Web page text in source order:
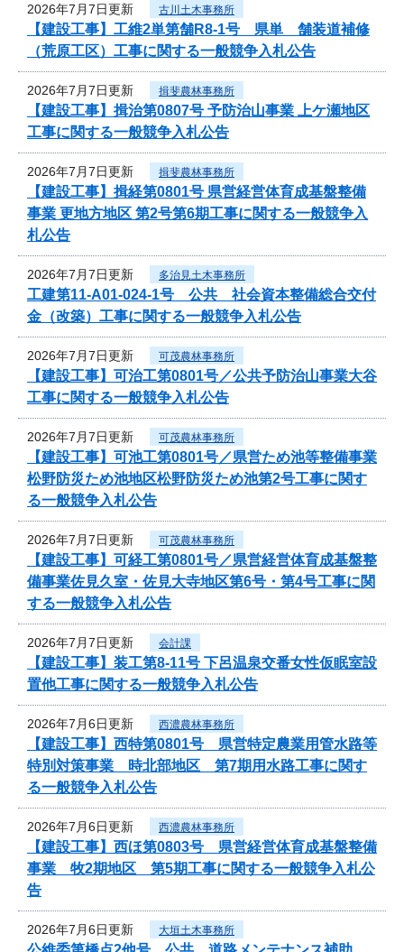
2026年7月7日更新 古川土木事務所
【建設工事】工維2単第舗R8-1号 県単 舗装道補修
（荒原工区）工事に関する一般競争入札公告
2026年7月7日更新 揖斐農林事務所
【建設工事】揖治第0807号 予防治山事業 上ケ瀬地区
工事に関する一般競争入札公告
2026年7月7日更新 揖斐農林事務所
【建設工事】揖経第0801号 県営経営体育成基盤整備
事業 更地方地区 第2号第6期工事に関する一般競争入
札公告
2026年7月7日更新 多治見土木事務所
工建第11-A01-024-1号 公共 社会資本整備総合交付
金（改築）工事に関する一般競争入札公告
2026年7月7日更新 可茂農林事務所
【建設工事】可治工第0801号／公共予防治山事業大谷
工事に関する一般競争入札公告
2026年7月7日更新 可茂農林事務所
【建設工事】可池工第0801号／県営ため池等整備事業
松野防災ため池地区松野防災ため池第2号工事に関す
る一般競争入札公告
2026年7月7日更新 可茂農林事務所
【建設工事】可経工第0801号／県営経営体育成基盤整
備事業佐見久室・佐見大寺地区第6号・第4号工事に関
する一般競争入札公告
2026年7月7日更新 会計課
【建設工事】装工第8-11号 下呂温泉交番女性仮眠室設
置他工事に関する一般競争入札公告
2026年7月6日更新 西濃農林事務所
【建設工事】西特第0801号 県営特定農業用管水路等
特別対策事業 時北部地区 第7期用水路工事に関す
る一般競争入札公告
2026年7月6日更新 西濃農林事務所
【建設工事】西ほ第0803号 県営経営体育成基盤整備
事業 牧2期地区 第5期工事に関する一般競争入札公
告
2026年7月6日更新 大垣土木事務所